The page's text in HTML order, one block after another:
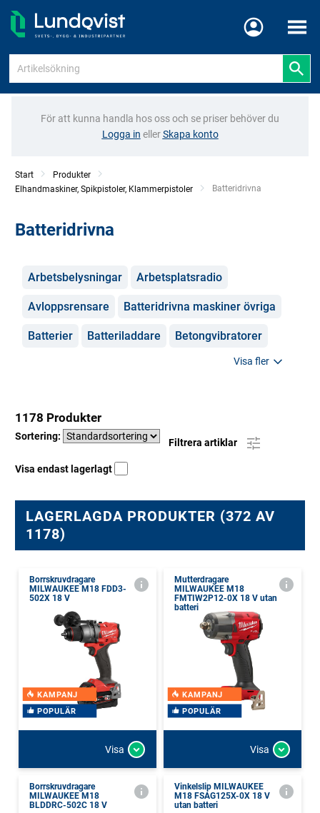
Meny
För att kunna handla hos oss och se priser behöver du
Logga in ellerSkapa konto
Start
Produkter
Elhandmaskiner, Spikpistoler, Klammerpistoler
Current:
Batteridrivna
Batteridrivna
Kategorier
Arbetsbelysningar Arbetsplatsradio
Avloppsrensare Batteridrivna maskiner övriga
Batterier Batteriladdare Betongvibratorer
Visa fler
1178 Produkter
Sortering:
Filtrera artiklar
Visa endast lagerlagt
LAGERLAGDA PRODUKTER (372 AV
1178)
Borrskruvdragare
MILWAUKEE M18 FDD3-
502X 18 V
KAMPANJ
POPULÄR
Visa
Mutterdragare
MILWAUKEE M18
FMTIW2P12-0X 18 V utan
batteri
KAMPANJ
POPULÄR
Visa
Borrskruvdragare
MILWAUKEE M18
BLDDRC-502C 18 V
Vinkelslip MILWAUKEE
M18 FSAG125X-0X 18 V
utan batteri